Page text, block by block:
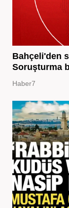
Bahçeli'den
Soruşturma
Haber7